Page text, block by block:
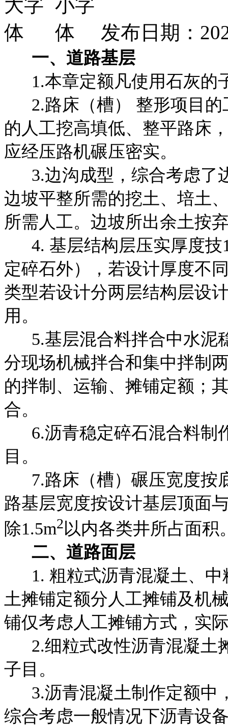
发布日期：
一、 道路基层
1.本章定额凡使用石灰的
2.路床（槽） 整形项目的
的人工挖高填低、整平路床
应经压路机碾压密实。
3.边沟成型，综合考虑了
边坡平整所需的挖土、培土
所需人工。边坡所出余土按
4. 基层结构层压实厚度技
定碎石外），若设计厚度不
类型若设计分两层结构层设
用。
5.基层混合料拌合中水泥
分现场机械拌合和集中拌制
的拌制、运输、摊铺定额；
合。
6.沥青稳定碎石混合料制
目。
7.路床（槽）碾压宽度按
路基层宽度按设计基层顶面
除1.5m2以内各类井所占面积
二、 道路面层
1. 粗粒式沥青混凝土、中
土摊铺定额分人工摊铺及机
铺仅考虑人工摊铺方式，实
2.细粒式改性沥青混凝土
子目。
3.沥青混凝土制作定额中
综合考虑一般情况下沥青设